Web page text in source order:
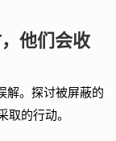
他们会收
解。探讨被屏蔽的
的行动。